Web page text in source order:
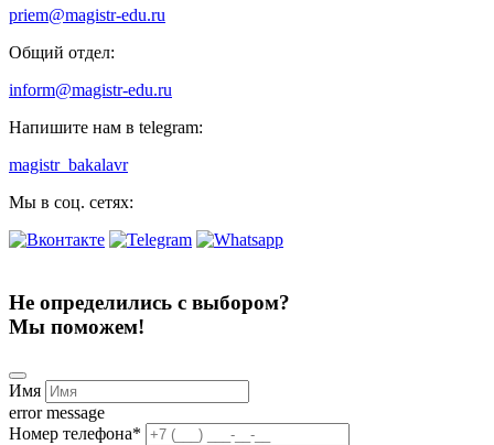
priem@magistr-edu.ru
Общий отдел:
inform@magistr-edu.ru
Напишите нам в telegram:
magistr_bakalavr
Мы в соц. сетях:
Не определились с выбором?
Мы поможем!
Имя
error message
Номер телефона*